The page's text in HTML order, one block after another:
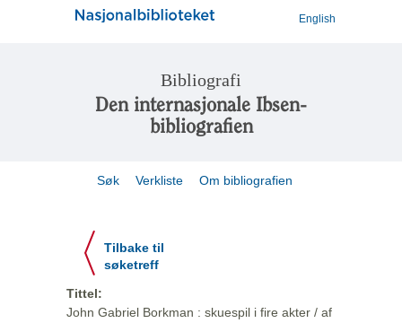
English
Bibliografi
Den internasjonale Ibsen-
bibliografien
Søk Verkliste Om bibliografien
Tilbake til
søketreff
Tittel:
John Gabriel Borkman : skuespil i fire akter / af